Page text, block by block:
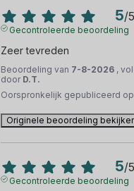
5/5
Gecontroleerde beoordeling
Zeer tevreden
Beoordeling van 7-8-2026 ,
door D.T.
Oorspronkelijk gepubliceerd
Originele beoordeling
5/5
Gecontroleerde beoordeling